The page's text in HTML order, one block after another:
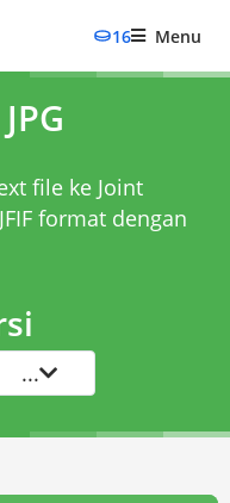
16 Menu
file ke Joint
format dengan
...